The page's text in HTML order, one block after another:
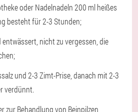
oder Nadelnadeln 200 ml heißes
besteht für 2-3 Stunden;
nicht zu vergessen, die
und 2-3 Zimt-Prise, danach mit 2-3
verdünnt.
zur Behandlung von Beinpilzen